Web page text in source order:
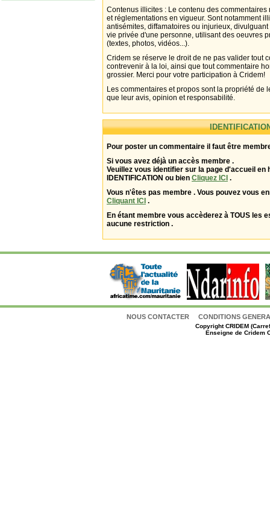
Contenus illicites : Le contenu des
et réglementations en vigueur. Sont notamment
antisémites, diffamatoires ou injurieux,
vie privée d'une personne, utilisant des oeuvres
(textes, photos, vidéos...).
Cridem se réserve le droit de ne pas valider tout
contrevenir à la loi, ainsi que tout commentaire
grossier. Merci pour votre participation à Cridem!
Les commentaires et propos sont la propriété de
que leur avis, opinion et responsabilité.
Pour poster un commentaire il faut être
Si vous avez déjà un accès membre .
Veuillez vous identifier sur la page d'accueil en
IDENTIFICATION ou bien Cliquez ICI .
Vous n'êtes pas membre . Vous pouvez vous
Cliquant ICI .
En étant membre vous accèderez à TOUS les
aucune restriction .
NOUS CONTACTER CONDITIONS
CopyrightCRIDEM
Enseigne de Cridem